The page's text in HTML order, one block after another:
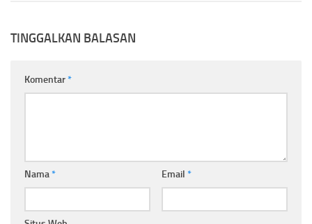
TINGGALKAN BALASAN
Komentar*
Nama* Email *